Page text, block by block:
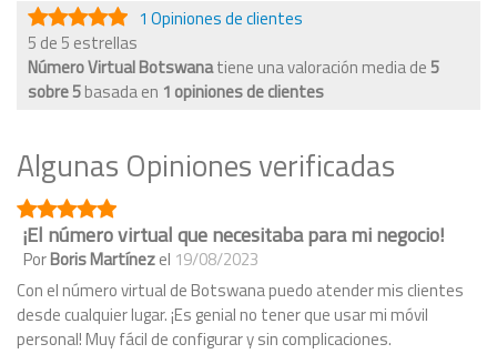
1 Opiniones de clientes
5 de 5 estrellas
Número Virtual Botswanatiene una valoración media de5
sobre5basada en 1 opiniones de clientes
Algunas Opiniones verificadas
¡El número virtual que necesitaba para mi negocio!
PorBoris Martínezel 19/08/2023
Con el número virtual de Botswana puedo atender mis clientes
desde cualquier lugar. ¡Es genial no tener que usar mi móvil
personal! Muy fácil de configurar y sin complicaciones.